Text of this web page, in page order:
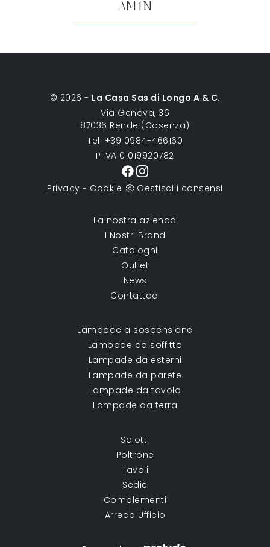
AM1N
© 2026 - La Casa Sas di Longo A & C.
Via Genova, 36
87036 Rende (Cosenza)
Tel. +39 0984-466160
P.IVA 01019920782
Privacy - Cookie Gestisci i consensi
La nostra azienda
I Nostri Brand
Cataloghi
Outlet
News
Contattaci
Lampade a sospensione
Lampade da soffitto
Lampade da esterni
Lampade da parete
Lampade da tavolo
Lampade da terra
Salotti
Poltrone
Tavoli
Sedie
Complementi
Arredo Ufficio